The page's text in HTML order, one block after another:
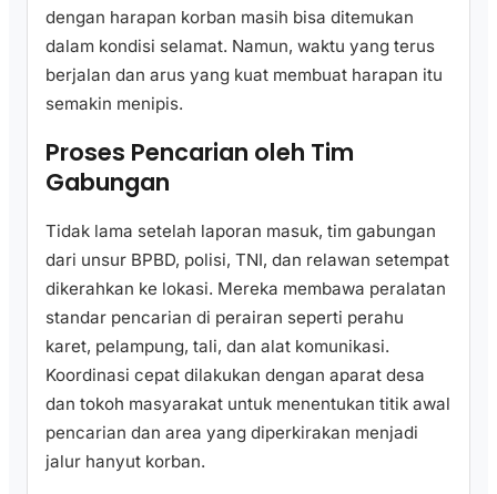
dengan harapan korban masih bisa ditemukan
dalam kondisi selamat. Namun, waktu yang terus
berjalan dan arus yang kuat membuat harapan itu
semakin menipis.
Proses Pencarian oleh Tim
Gabungan
Tidak lama setelah laporan masuk, tim gabungan
dari unsur BPBD, polisi, TNI, dan relawan setempat
dikerahkan ke lokasi. Mereka membawa peralatan
standar pencarian di perairan seperti perahu
karet, pelampung, tali, dan alat komunikasi.
Koordinasi cepat dilakukan dengan aparat desa
dan tokoh masyarakat untuk menentukan titik awal
pencarian dan area yang diperkirakan menjadi
jalur hanyut korban.